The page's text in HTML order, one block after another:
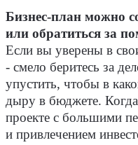
Бизнес-план можно
или обратиться за
Если вы уверены в
- смело беритесь за
упустить, чтобы в
дыру в бюджете.
проекте с большими
и привлечением